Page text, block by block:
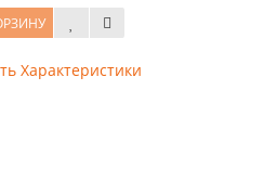
Характеристики